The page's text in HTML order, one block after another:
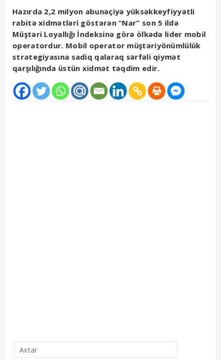
Hazırda 2,2 milyon abunəçiyə yüksəkkeyfiyyətli
rabitə xidmətləri göstərən “Nar” son 5 ildə
Müştəri Loyallığı İndeksinə görə ölkədə lider mobil
operatordur. Mobil operator müştəriyönümlülük
strategiyasına sadiq qalaraq sərfəli qiymət
qarşılığında üstün xidmət təqdim edir.